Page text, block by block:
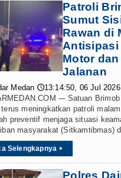
Kurang dari 6 Jam,
Liverpool vs
Manchester City vs
Serapan Anggaran
Gubernur Bobby
Kapolda Sumut
Wabup Deli
Patroli
Sumut
Rawan di
Antisipasi
Motor
Jalanan
Medan 🕔13:14:50, 06 Jul 2026
-– Satuan
terus meningkatkan patroli
preventif menjaga situasi
masyarakat (Sitkamtibmas)
Selengkapnya ▸
Polres